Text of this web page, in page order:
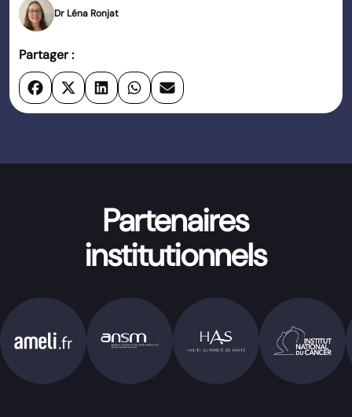
Dr Léna Ronjat
Partager :
Partenaires
institutionnels